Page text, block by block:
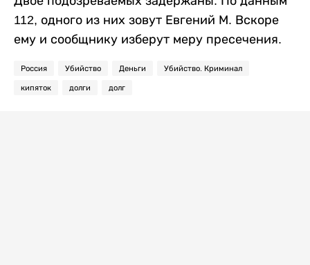
112, одного из них зовут Евгений М. Вскоре
ему и сообщнику изберут меру пресечения.
Россия Убийство Деньги Убийство. Криминал
кипяток долги долг